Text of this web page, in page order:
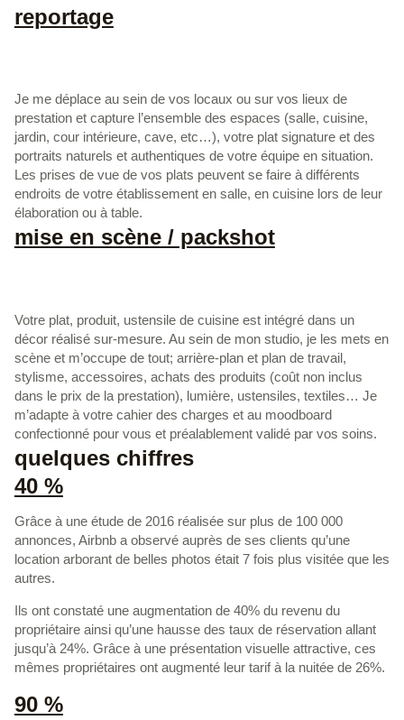
reportage
Je me déplace au sein de vos locaux ou sur vos lieux de
prestation et capture l’ensemble des espaces (salle, cuisine,
jardin, cour intérieure, cave, etc…), votre plat signature et des
portraits naturels et authentiques de votre équipe en situation.
Les prises de vue de vos plats peuvent se faire à différents
endroits de votre établissement en salle, en cuisine lors de leur
élaboration ou à table.
mise en scène / packshot
Votre plat, produit, ustensile de cuisine est intégré dans un
décor réalisé sur-mesure. Au sein de mon studio, je les mets en
scène et m’occupe de tout; arrière-plan et plan de travail,
stylisme, accessoires, achats des produits (coût non inclus
dans le prix de la prestation), lumière, ustensiles, textiles… Je
m’adapte à votre cahier des charges et au moodboard
confectionné pour vous et préalablement validé par vos soins.
quelques chiffres
40 %
Grâce à une étude de 2016 réalisée sur plus de 100 000
annonces, Airbnb a observé auprès de ses clients qu’une
location arborant de belles photos était 7 fois plus visitée que les
autres.
Ils ont constaté une augmentation de 40% du revenu du
propriétaire ainsi qu’une hausse des taux de réservation allant
jusqu’à 24%. Grâce à une présentation visuelle attractive, ces
mêmes propriétaires ont augmenté leur tarif à la nuitée de 26%.
90 %